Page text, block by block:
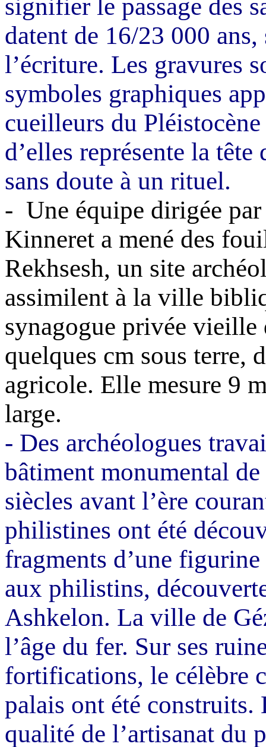
signifier le passage des
datent de 16/23 000
l’écriture. Les gravures
symboles graphiques
cueilleurs du
d’elles représente la
sans doute à un rituel.
- Une équipe dirigée
Kinneret a mené des
Rekhsesh, un site
assimilent à la ville
synagogue privée vieille
quelques cm sous terre,
agricole. Elle mesure 9
large.
- Des archéologues
bâtiment monumental
siècles avant l’ère
philistines ont été
fragments d’une
aux philistins,
Ashkelon. La ville de
l’âge du fer. Sur ses
fortifications, le célèbre
palais ont été construits.
qualité de l’artisanat du